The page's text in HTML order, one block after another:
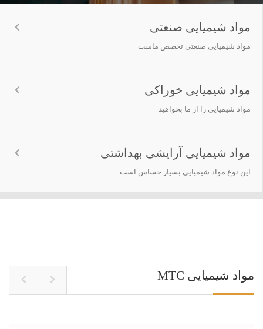
مواد شیمیایی صنعتی
مواد شیمیایی صنعتی تخصص ماست
مواد شیمیایی خوراکی
مواد شیمیایی را از ما بخواهید
مواد شیمیایی آرایشی بهداشتی
این نوع مواد شیمیایی بسیار حساس است
مواد شیمیایی MTC